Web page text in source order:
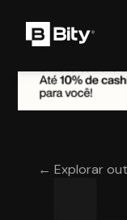
← Explorar